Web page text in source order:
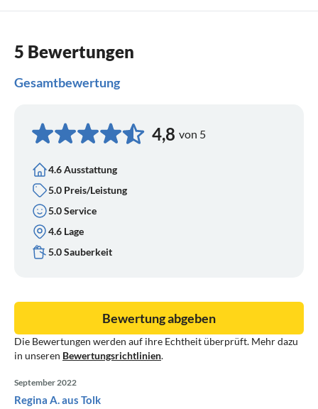
5 Bewertungen
Gesamtbewertung
4,8 von 5
4.6 Ausstattung
5.0 Preis/Leistung
5.0 Service
4.6 Lage
5.0 Sauberkeit
Die Bewertungen werden auf ihre Echtheit überprüft. Mehr dazu
in unseren Bewertungsrichtlinien.
Bewertung abgeben
September 2022
Regina A. aus Tolk